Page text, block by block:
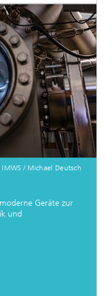
/ Michael Deutsch
Geräte zur
und